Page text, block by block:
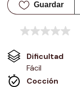
Guardar
Sin
en
misma
página.
Dificultad
Fácil
Cocción